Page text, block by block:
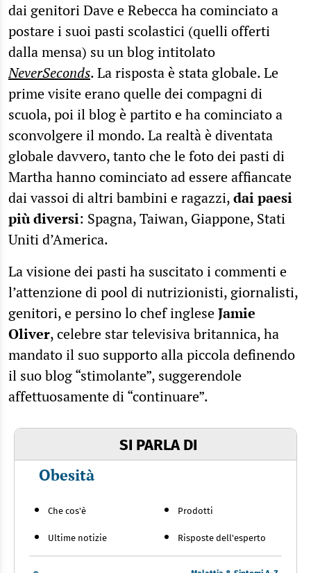
dai genitori Dave e Rebecca ha cominciato a
postare i suoi pasti scolastici (quelli offerti
dalla mensa) su un blog intitolato
NeverSeconds. La risposta è stata globale. Le
prime visite erano quelle dei compagni di
scuola, poi il blog è partito e ha cominciato a
sconvolgere il mondo. La realtà è diventata
globale davvero, tanto che le foto dei pasti di
Martha hanno cominciato ad essere affiancate
dai vassoi di altri bambini e ragazzi,dai paesi
più diversi: Spagna, Taiwan, Giappone, Stati
Uniti d’America.
La visione dei pasti ha suscitato i commenti e
l’attenzione di pool di nutrizionisti, giornalisti,
genitori, e persino lo chef ingleseJamie
Oliver, celebre star televisiva britannica, ha
mandato il suo supporto alla piccola definendo
il suo blog “stimolante”, suggerendole
affettuosamente di “continuare”.
SI PARLA DI
Obesità
Che cos'è
Ultime notizie
Prodotti
Risposte dell'esperto